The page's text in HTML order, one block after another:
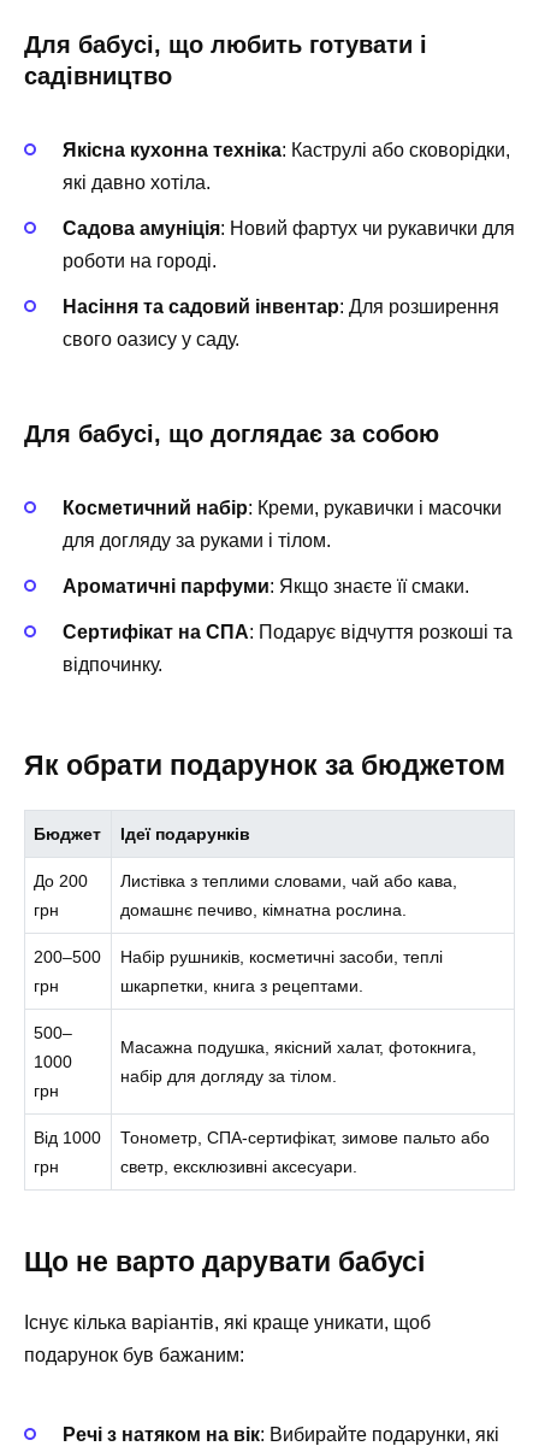
Для бабусі, що любить готувати і
садівництво
Якісна кухонна техніка: Каструлі або сковорідки,
які давно хотіла.
Садова амуніція: Новий фартух чи рукавички для
роботи на городі.
Насіння та садовий інвентар: Для розширення
свого оазису у саду.
Для бабусі, що доглядає за собою
Косметичний набір: Креми, рукавички і масочки
для догляду за руками і тілом.
Ароматичні парфуми: Якщо знаєте її смаки.
Сертифікат на СПА: Подарує відчуття розкоші та
відпочинку.
Як обрати подарунок за бюджетом
Бюджет Ідеї подарунків
До 200
грн
Листівка з теплими словами, чай або кава,
домашнє печиво, кімнатна рослина.
200–500
грн
Набір рушників, косметичні засоби, теплі
шкарпетки, книга з рецептами.
500–
1000
грн
Масажна подушка, якісний халат, фотокнига,
набір для догляду за тілом.
Від 1000
грн
Тонометр, СПА-сертифікат, зимове пальто або
светр, ексклюзивні аксесуари.
Що не варто дарувати бабусі
Існує кілька варіантів, які краще уникати, щоб
подарунок був бажаним:
Речі з натяком на вік: Вибирайте подарунки, які